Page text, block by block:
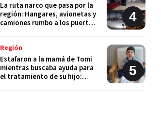
La ruta narco que pasa por la
región: Hangares, avionetas y
camiones rumbo a los puertos
Región
Estafaron a la mamá de Tomi
mientras buscaba ayuda para
el tratamiento de su hijo: